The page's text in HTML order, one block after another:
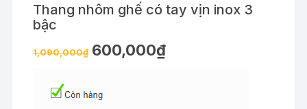
Thang nhôm ghế có tay vịn inox 3
bậc
1,090,000₫ 600,000₫